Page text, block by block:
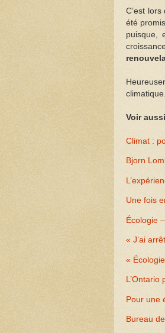
C’est
été
puisque,
climatique.
Voir aussi
Climat :
Bjorn
Une fois
Écologie
« J’ai
«
Pour une
Bureau